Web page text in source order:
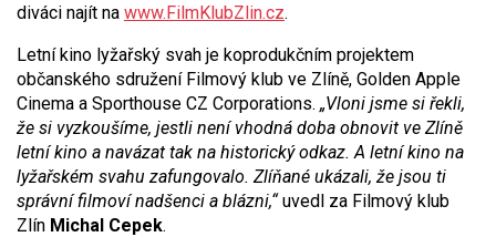
diváci najít na www.FilmKlubZlin.cz.
Letní kino lyžařský svah je koprodukčním projektem
občanského sdružení Filmový klub ve Zlíně, Golden Apple
Cinema a Sporthouse CZ Corporations. „Vloni jsme si řekli,
že si vyzkoušíme, jestli není vhodná doba obnovit ve Zlíně
letní kino a navázat tak na historický odkaz. A letní kino na
lyžařském svahu zafungovalo. Zlíňané ukázali, že jsou ti
správní filmoví nadšenci a blázni,“uvedl za Filmový klub
Zlín Michal Cepek.